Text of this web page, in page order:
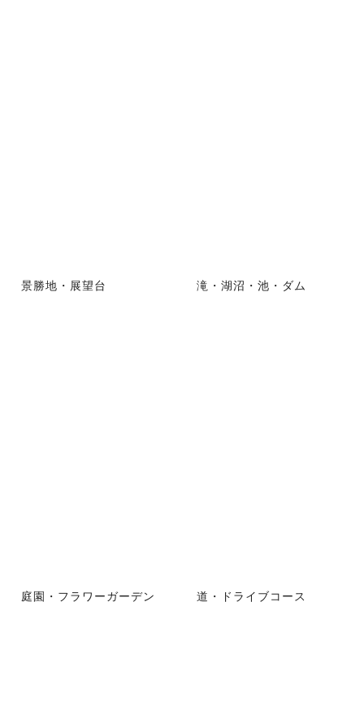
景勝地・展望台 滝・湖沼・池・ダム
庭園・フラワーガーデン 道・ドライブコース